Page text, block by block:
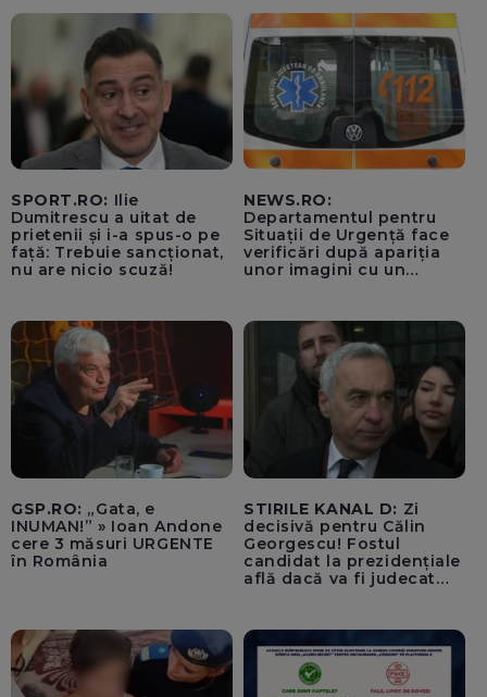
SPORT.RO: Ilie
Dumitrescu a uitat de
prietenii și i-a spus-o pe
față: Trebuie sancționat,
nu are nicio scuză!
NEWS.RO:
Departamentul pentru
Situații de Urgență face
verificări după apariția
unor imagini cu un
pentru cumpărături în
timp ce transporta un
pacient către spital
GSP.RO: „Gata, e
INUMAN!” » Ioan Andone
cere 3 măsuri URGENTE
în România
STIRILE KANAL D: Zi
decisivă pentru Călin
Georgescu! Fostul
candidat la prezidențiale
află dacă va fi judecat